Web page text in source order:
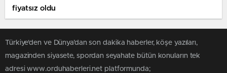
fiyatsız oldu
Türkiye'den ve Dünya’dan son dakika haberler, köşe yazıları,
magazinden siyasete, spordan seyahate bütün konuların tek
adresi www.orduhaberleri.net platformunda;